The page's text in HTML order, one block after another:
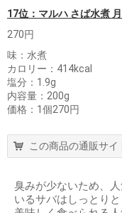
17位：マルハ さば水煮
270円
味：水煮
カロリー：414kcal
塩分：1.9g
内容量：200g
価格：1個270円
この商品の通販サイ
臭みが少ないため、
いるサバはしっとり